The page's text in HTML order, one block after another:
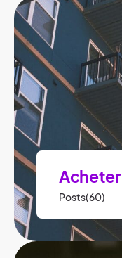
Acheter
Posts(60)